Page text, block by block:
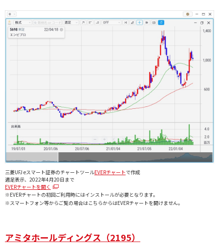
三菱UFJ eスマート証券のチャートツールEVERチャートで作成
週足表示、2022年4月20日まで
EVERチャートを開く
※EVERチャートの初回ご利用時にはインストールが必要となります。
※スマートフォン等からご覧の場合はこちらからはEVERチャートを開けません。
アミタホールディングス（2195）